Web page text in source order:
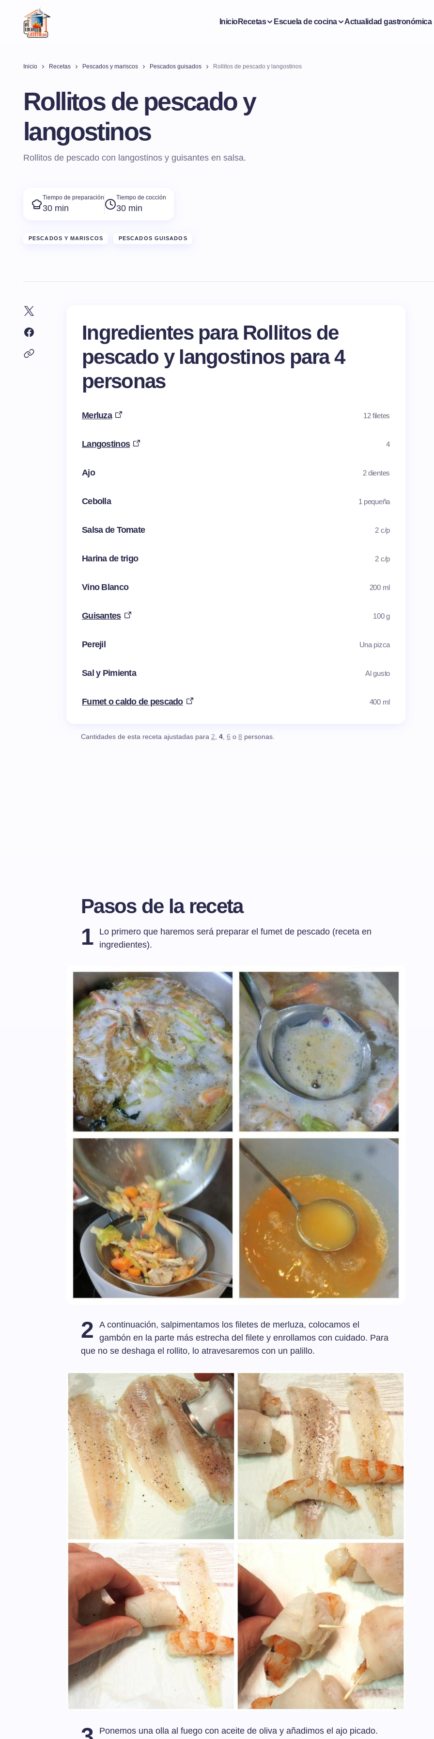
InicioRecetas Escuela de cocina Actualidad gastronómica
Inicio Recetas Pescados y mariscos Pescados guisados Rollitos de pescado y langostinos
Rollitos de pescado y
langostinos
Rollitos de pescado con langostinos y guisantes en salsa.
Tiempo de preparación
30 min
Tiempo de cocción
30 min
PESCADOS Y MARISCOS PESCADOS GUISADOS
Ingredientes para Rollitos de
pescado y langostinos para 4
personas
Merluza 12 filetes
Langostinos 4
Ajo 2 dientes
Cebolla 1 pequeña
Salsa de Tomate 2 c/p
Harina de trigo 2 c/p
Vino Blanco 200 ml
Guisantes 100 g
Perejil Una pizca
Sal y Pimienta Al gusto
Fumet o caldo de pescado 400 ml
Cantidades de esta receta ajustadas para 2, 4, 6 o 8 personas.
Pasos de la receta
1
Lo primero que haremos será preparar el fumet de pescado (receta en
ingredientes).
2
A continuación, salpimentamos los filetes de merluza, colocamos el
gambón en la parte más estrecha del filete y enrollamos con cuidado. Para
que no se deshaga el rollito, lo atravesaremos con un palillo.
Ponemos una olla al fuego con aceite de oliva y añadimos el ajo picado.